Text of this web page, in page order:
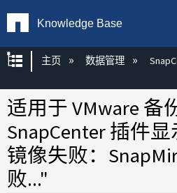
Knowledge Base
扩展/隐缩全局层次
主页 数据管理
适用于 VMware 备
SnapCenter 插件显
镜像失败：
败..."